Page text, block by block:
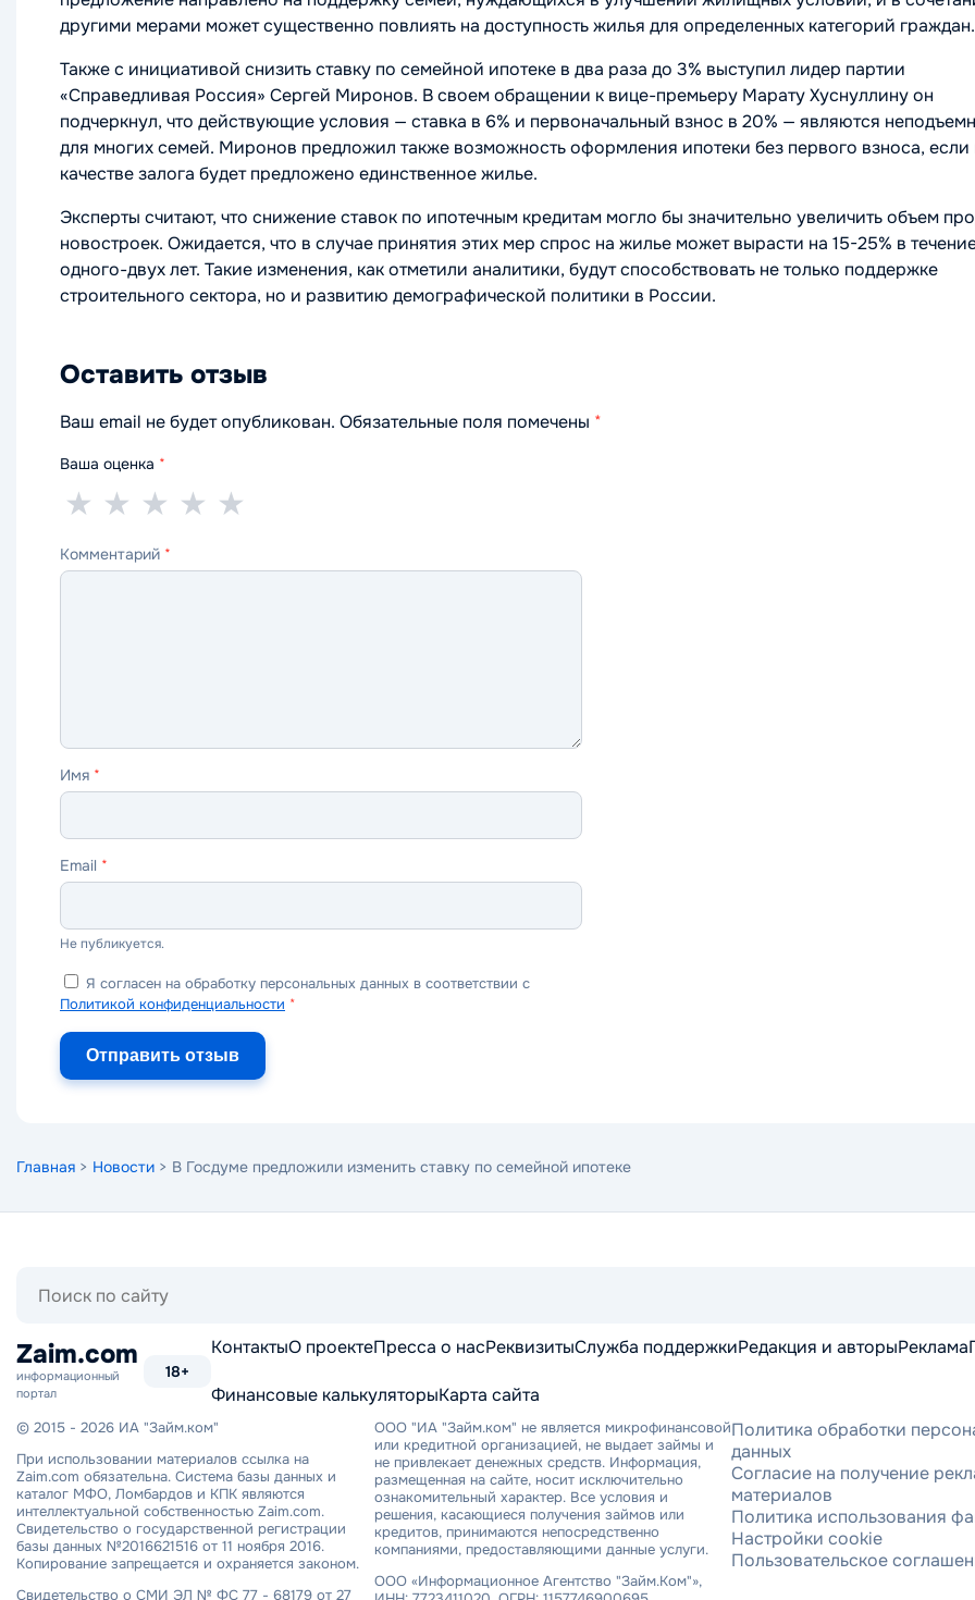
другими мерами может существенно повлиять на доступность жилья для определенных категорий граждан.
Также с инициативой снизить ставку по семейной ипотеке в два раза до 3% выступил лидер партии
«Справедливая Россия» Сергей Миронов. В своем обращении к вице-премьеру Марату Хуснуллину он
подчеркнул, что действующие условия — ставка в 6% и первоначальный взнос в 20% — являются
для многих семей. Миронов предложил также возможность оформления ипотеки без первого взноса, если
качестве залога будет предложено единственное жилье.
Эксперты считают, что снижение ставок по ипотечным кредитам могло бы значительно увеличить объем
новостроек. Ожидается, что в случае принятия этих мер спрос на жилье может вырасти на 15-25% в
одного-двух лет. Такие изменения, как отметили аналитики, будут способствовать не только поддержке
строительного сектора, но и развитию демографической политики в России.
Оставить отзыв
Ваш email не будет опубликован. Обязательные поля помечены *
Ваша оценка *
5
—
★
4
—
★
3
—
★
2
—
★
1
—
★
Комментарий *
Имя *
Email *
Не публикуется.
Я согласен на обработку персональных данных в соответствии с
Политикой конфиденциальности *
Отправить отзыв
Главная > Новости > В Госдуме предложили изменить ставку по семейной ипотеке
Zaim.com
информационный
портал
18+
КонтактыО проектеПресса о насРеквизитыСлужба поддержкиРедакция и авторыРеклама
Финансовые калькуляторыКарта сайта
© 2015 - 2026 ИА "Займ.ком"
При использовании материалов ссылка на
Zaim.com обязательна. Система базы данных и
каталог МФО, Ломбардов и КПК являются
интеллектуальной собственностью Zaim.com.
Свидетельство о государственной регистрации
базы данных №2016621516 от 11 ноября 2016.
Копирование запрещается и охраняется законом.
Свидетельство о СМИ ЭЛ № ФС 77 - 68179 от 27
ООО "ИА "Займ.ком" не является микрофинансовой
или кредитной организацией, не выдает займы и
не привлекает денежных средств. Информация,
размещенная на сайте, носит исключительно
ознакомительный характер. Все условия и
решения, касающиеся получения займов или
кредитов, принимаются непосредственно
компаниями, предоставляющими данные услуги.
ООО «Информационное Агентство "Займ.Ком"»,
Политика обработки
данных
Согласие на получение
материалов
Политика использования
Настройки cookie
Пользовательское